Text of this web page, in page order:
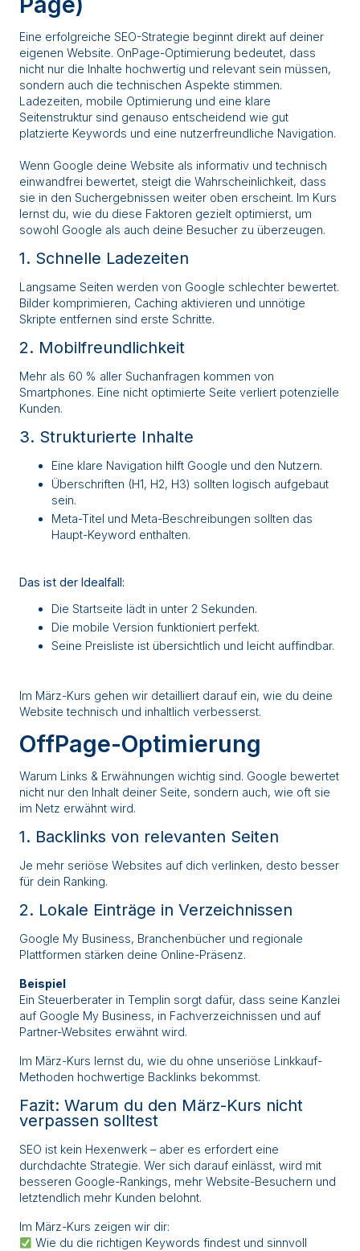
Eine erfolgreiche SEO-Strategie beginnt direkt auf deiner
eigenen Website. OnPage-Optimierung bedeutet, dass
nicht nur die Inhalte hochwertig und relevant sein müssen,
sondern auch die technischen Aspekte stimmen.
Ladezeiten, mobile Optimierung und eine klare
Seitenstruktur sind genauso entscheidend wie gut
platzierte Keywords und eine nutzerfreundliche Navigation.
Wenn Google deine Website als informativ und technisch
einwandfrei bewertet, steigt die Wahrscheinlichkeit, dass
sie in den Suchergebnissen weiter oben erscheint. Im Kurs
lernst du, wie du diese Faktoren gezielt optimierst, um
sowohl Google als auch deine Besucher zu überzeugen.
1. Schnelle Ladezeiten
Langsame Seiten werden von Google schlechter bewertet.
Bilder komprimieren, Caching aktivieren und unnötige
Skripte entfernen sind erste Schritte.
2. Mobilfreundlichkeit
Mehr als 60 % aller Suchanfragen kommen von
Smartphones. Eine nicht optimierte Seite verliert potenzielle
Kunden.
3. Strukturierte Inhalte
Eine klare Navigation hilft Google und den Nutzern.
Überschriften (H1, H2, H3) sollten logisch aufgebaut
sein.
Meta-Titel und Meta-Beschreibungen sollten das
Haupt-Keyword enthalten.
Das ist der Idealfall:
Die Startseite lädt in unter 2 Sekunden.
Die mobile Version funktioniert perfekt.
Seine Preisliste ist übersichtlich und leicht auffindbar.
Im März-Kurs gehen wir detailliert darauf ein, wie du deine
Website technisch und inhaltlich verbesserst.
OffPage-Optimierung
Warum Links & Erwähnungen wichtig sind. Google bewertet
nicht nur den Inhalt deiner Seite, sondern auch, wie oft sie
im Netz erwähnt wird.
1. Backlinks von relevanten Seiten
Je mehr seriöse Websites auf dich verlinken, desto besser
für dein Ranking.
2. Lokale Einträge in Verzeichnissen
Google My Business, Branchenbücher und regionale
Plattformen stärken deine Online-Präsenz.
Beispiel
Ein Steuerberater in Templin sorgt dafür, dass seine Kanzlei
auf Google My Business, in Fachverzeichnissen und auf
Partner-Websites erwähnt wird.
Im März-Kurs lernst du, wie du ohne unseriöse Linkkauf-
Methoden hochwertige Backlinks bekommst.
Fazit: Warum du den März-Kurs nicht
verpassen solltest
SEO ist kein Hexenwerk – aber es erfordert eine
durchdachte Strategie. Wer sich darauf einlässt, wird mit
besseren Google-Rankings, mehr Website-Besuchern und
letztendlich mehr Kunden belohnt.
Im März-Kurs zeigen wir dir:
Wie du die richtigen Keywords findest und sinnvoll